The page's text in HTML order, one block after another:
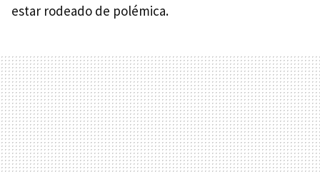
estar rodeado de polémica.